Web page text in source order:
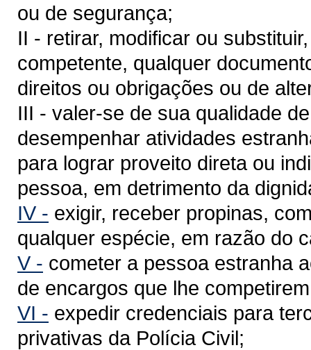
ou de segurança;
II - retirar, modificar ou
competente, qualquer
direitos ou obrigações ou de
III - valer-se de sua qualidade
desempenhar atividades
para lograr proveito direta ou
pessoa, em detrimento da
IV - exigir, receber propinas,
qualquer espécie, em razão do
V - cometer a pessoa estranha
de encargos que lhe
VI - expedir credenciais para
privativas da Polícia Civil;